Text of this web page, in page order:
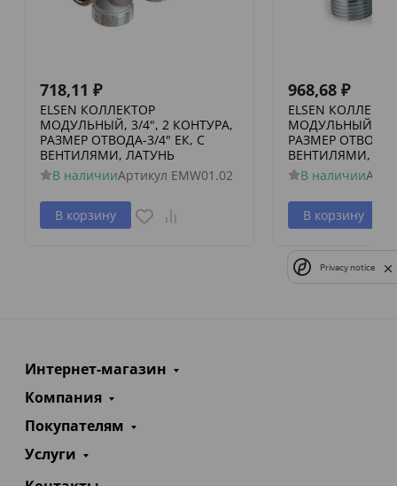
718,11 ₽
ELSEN КОЛЛЕКТОР
МОДУЛЬНЫЙ, 3/4", 2 КОНТУРА,
РАЗМЕР ОТВОДА-3/4" ЕК, С
ВЕНТИЛЯМИ, ЛАТУНЬ
В наличииАртикул EMW01.02
В корзину
968,68 ₽
ELSEN
МОДУЛЬНЫЙ, 3/
РАЗМЕР ОТВОДА-
ВЕНТИЛЯМИ,
В наличии
В корзину
Интернет-магазин
Компания
Покупателям
Услуги
Privacy notice